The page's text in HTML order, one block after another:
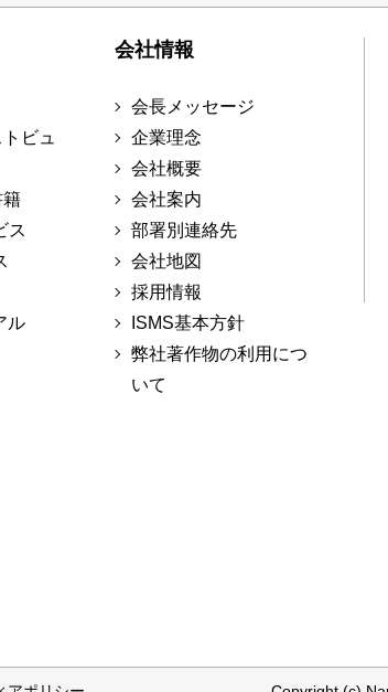
ビュ
籍
ス
ル
会社情報
会長メッセージ
企業理念
会社概要
会社案内
部署別連絡先
会社地図
採用情報
ISMS基本方針
弊社著作物の利用につ
いて